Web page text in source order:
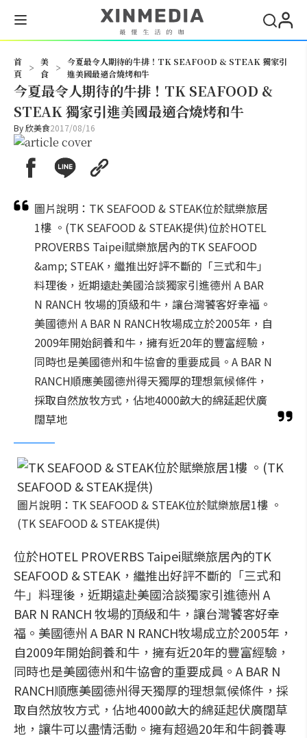
首
頁
>
美
食
>
今夏最令人期待的牛排！TK SEAFOOD & STEAK 獨家引
進美國最適合燒烤和牛
今夏最令人期待的牛排！TK SEAFOOD &
STEAK 獨家引進美國最適合燒烤和牛
By欣美食2017/08/16
圖片說明：TK SEAFOOD & STEAK位於賦樂旅居
1樓 。(TK SEAFOOD & STEAK提供)位於HOTEL
PROVERBS Taipei賦樂旅居內的TK SEAFOOD
&amp; STEAK，繼推出好評不斷的「三式和牛」
料理後，近期遠赴美國洽談獨家引進德州 A BAR
N RANCH 牧場的頂級和牛，讓台灣饕客好幸福。
美國德州 A BAR N RANCH牧場成立於2005年，自
2009年開始飼養和牛，擁有近20年的豐富經驗，
同時也是美國德州和牛協會的重要成員。A BAR N
RANCH順應美國德州得天獨厚的理想氣候條件，
採取自然放牧方式，佔地4000畝大的綿延起伏廣
闊草地
圖片說明：TK SEAFOOD & STEAK位於賦樂旅居1樓 。
(TK SEAFOOD & STEAK提供)
位於HOTEL PROVERBS Taipei賦樂旅居內的TK
SEAFOOD & STEAK，繼推出好評不斷的「三式和
牛」料理後，近期遠赴美國洽談獨家引進德州 A
BAR N RANCH 牧場的頂級和牛，讓台灣饕客好幸
福。美國德州 A BAR N RANCH牧場成立於2005年，
自2009年開始飼養和牛，擁有近20年的豐富經驗，
同時也是美國德州和牛協會的重要成員。A BAR N
RANCH順應美國德州得天獨厚的理想氣候條件，採
取自然放牧方式，佔地4000畝大的綿延起伏廣闊草
地，讓牛可以盡情活動。擁有超過20年和牛飼養專